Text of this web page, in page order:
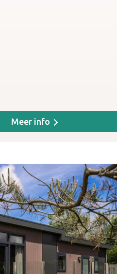
Meer info